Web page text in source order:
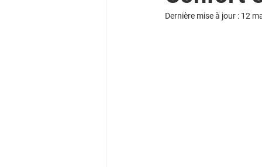
Dernière mise à jour : 12